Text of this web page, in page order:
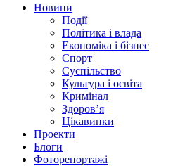
Новини
Події
Політика і влада
Економіка і бізнес
Спорт
Суспільство
Культура і освіта
Кримінал
Здоров’я
Цікавинки
Проекти
Блоги
Фоторепортажі